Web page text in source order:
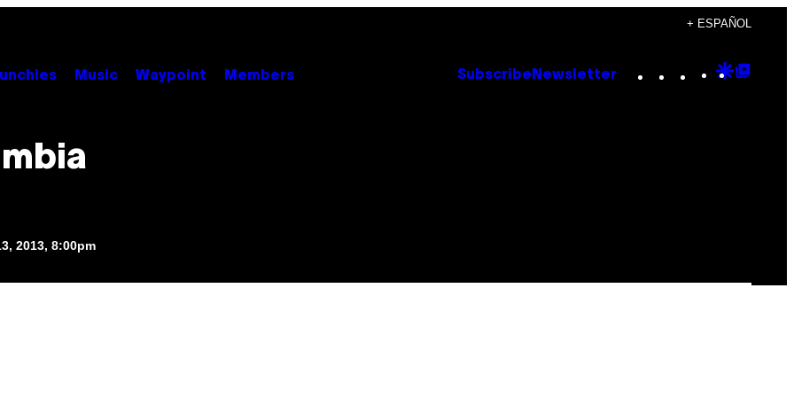
+ ESPAÑOL
Music Waypoint Members Subscribe Newsletter Instagram
TikTok
YouTube
Google
2013, 8:00pm